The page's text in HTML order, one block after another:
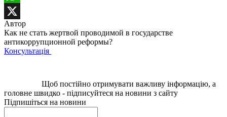
WhatsApp
X
Автор
Как не стать жертвой проводимой в государстве
антикоррупционной реформы?
Консультація
Щоб постійно отримувати важливу інформацію, а
головне швидко - підписуйтеся на новини з сайту
Підпишіться на новини